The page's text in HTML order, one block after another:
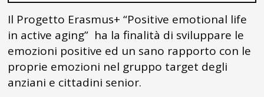
Il Progetto Erasmus+ “Positive emotional life
in active aging” ha la finalità di sviluppare le
emozioni positive ed un sano rapporto con le
proprie emozioni nel gruppo target degli
anziani e cittadini senior.